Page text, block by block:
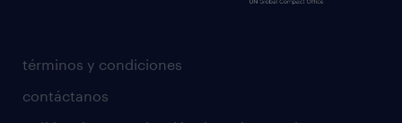
términos y condiciones
contáctanos